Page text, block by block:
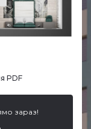
PDF
зараз!